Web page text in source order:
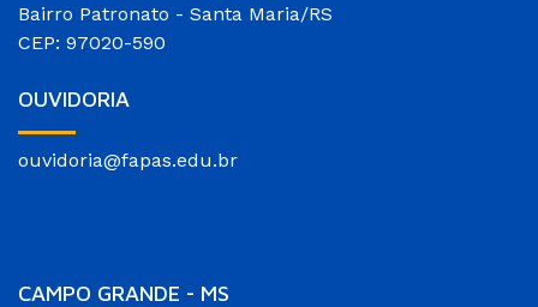
Bairro Patronato - Santa Maria/RS
CEP: 97020-590
OUVIDORIA
ouvidoria@fapas.edu.br
CAMPO GRANDE - MS